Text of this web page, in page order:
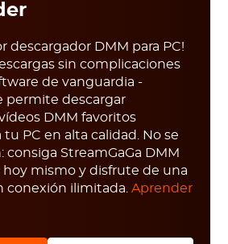
descargador DMM para PC!
sin complicaciones
de vanguardia -
permite descargar
DMM favoritos
PC en alta calidad. No se
consiga StreamGaGa DMM
hoy mismo y disfrute de una
conexión ilimitada. Aprender